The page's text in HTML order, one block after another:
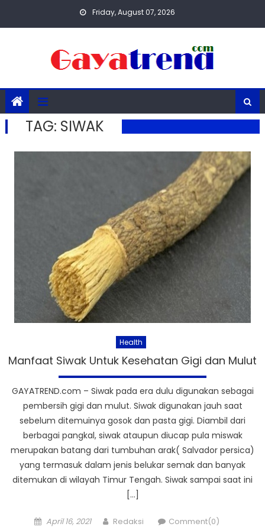
Friday, August 07, 2026
TAG: SIWAK
Health
Manfaat Siwak Untuk Kesehatan Gigi dan Mulut
GAYATREND.com – Siwak pada era dulu digunakan sebagai
pembersih gigi dan mulut. Siwak digunakan jauh saat
sebelum ditemuinya gosok dan pasta gigi. Diambil dari
berbagai pangkal, siwak ataupun diucap pula miswak
merupakan batang dari tumbuhan arak( Salvador persica)
yang termasuk dalam jenis belukar semak dan banyak
ditemukan di wilayah Timur Tengah. Siwak sampai saat ini
[…]
Posted
April 16, 2021 Author
Redaksi Comment(0)